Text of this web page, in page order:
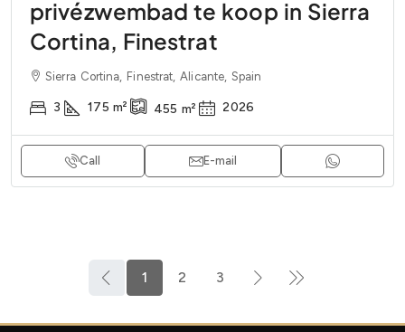
privézwembad te koop in Sierra
Cortina, Finestrat
Sierra Cortina, Finestrat, Alicante, Spain
3 175 m² 455 m² 2026
Call E-mail
1 2 3